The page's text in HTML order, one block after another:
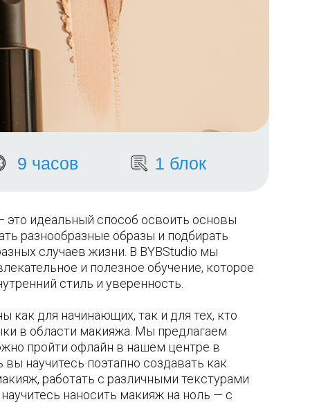
1 блок
9 часов
идеальный способ освоить основы
разнообразные образы и подбирать
случаев жизни. В BYBStudio мы
и полезное обучение, которое
стиль и уверенность.
как для начинающих, так и для тех, кто
в области макияжа. Мы предлагаем
пройти офлайн в нашем центре в
научитесь поэтапно создавать как
работать с различными текстурами
наносить макияж на ноль — с